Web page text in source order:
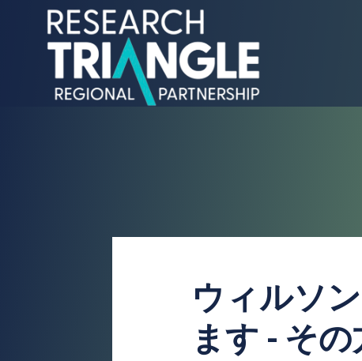
コンテンツにスキップ
ウィルソ
ます - そ